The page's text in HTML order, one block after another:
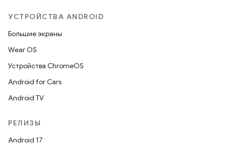
УСТРОЙСТВА ANDROID
Большие экраны
Wear OS
Устройства ChromeOS
Android for Cars
Android TV
РЕЛИЗЫ
Android 17